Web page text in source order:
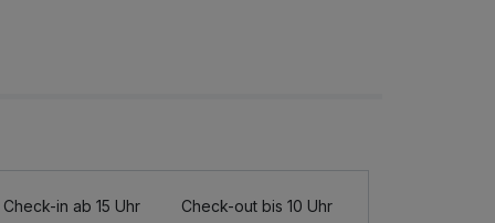
Check-in ab 15 Uhr Check-out bis 10 Uhr